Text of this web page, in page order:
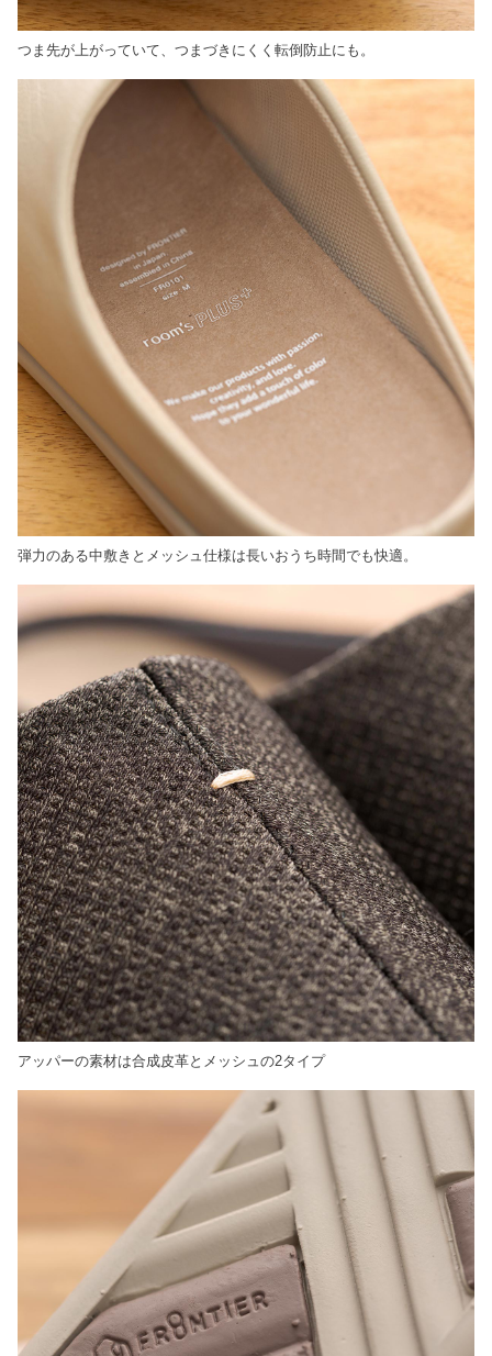
つま先が上がっていて、つまづきにくく転倒防止にも。
弾力のある中敷きとメッシュ仕様は長いおうち時間でも快適。
アッパーの素材は合成皮革とメッシュの2タイプ